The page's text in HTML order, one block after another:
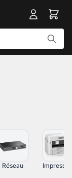
Réseau